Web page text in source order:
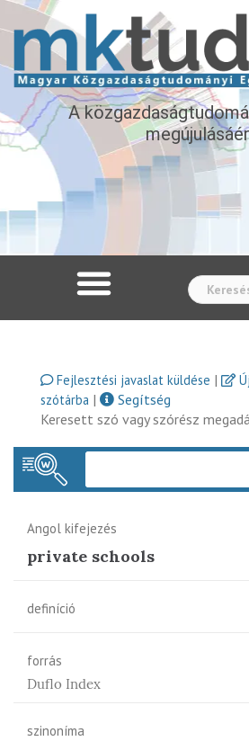
A
Fejlesztési javaslat küldése |
szótárba |
Segítség
Keresett szó vagy szórész
Angol kifejezés
private schools
definíció
forrás
Duflo Index
szinoníma